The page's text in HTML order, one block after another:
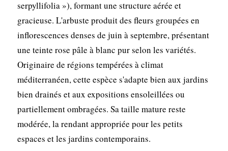
serpyllifolia »), formant une structure aérée et
gracieuse. L'arbuste produit des fleurs groupées en
inflorescences denses de juin à septembre, présentant
une teinte rose pâle à blanc pur selon les variétés.
Originaire de régions tempérées à climat
méditerranéen, cette espèce s'adapte bien aux jardins
bien drainés et aux expositions ensoleillées ou
partiellement ombragées. Sa taille mature reste
modérée, la rendant appropriée pour les petits
espaces et les jardins contemporains.